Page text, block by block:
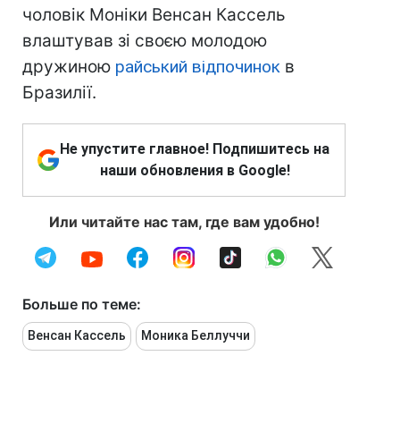
чоловік Моніки Венсан Кассель
влаштував зі своєю молодою
дружиною райський відпочинок в
Бразилії.
Не упустите главное! Подпишитесь на
наши обновления в Google!
Или читайте нас там, где вам удобно!
Больше по теме:
Венсан Кассель Моника Беллуччи